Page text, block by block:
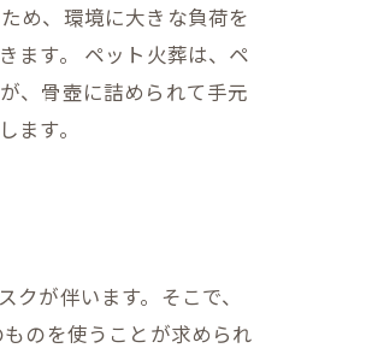
め、環境に大きな負荷を
ます。 ペット火葬は、ペ
、骨壺に詰められて手元
す。
が伴います。そこで、
のを使うことが求められ